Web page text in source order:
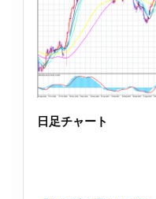
日足チャート